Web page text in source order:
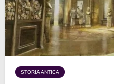
STORIA ANTICA